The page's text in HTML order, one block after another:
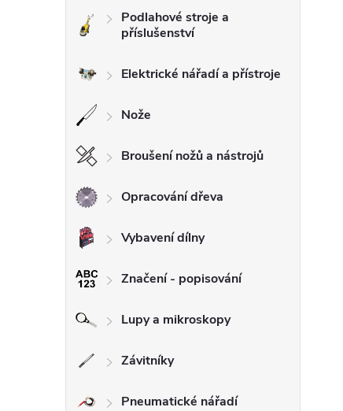
Podlahové stroje a
příslušenství
Elektrické nářadí a přístroje
Nože
Broušení nožů a nástrojů
Opracování dřeva
Vybavení dílny
Značení - popisování
Lupy a mikroskopy
Závitníky
Pneumatické nářadí